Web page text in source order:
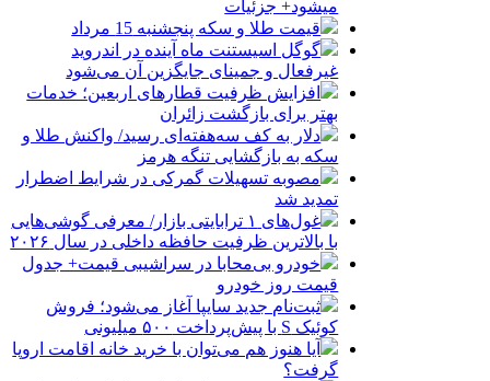
میشود+ جزئیات
قیمت طلا و سکه پنجشنبه 15 مرداد
گوگل اسیستنت ماه آینده در اندروید
غیرفعال و جمینای جایگزین آن می‌شود
افزایش ظرفیت قطارهای اربعین؛ خدمات
بهتر برای بازگشت زائران
دلار به کف سه‌هفته‌ای رسید/ واکنش طلا و
سکه به بازگشایی تنگه هرمز
مصوبه تسهیلات گمرکی در شرایط اضطرار
تمدید شد
غول‌های ۱ ترابایتی بازار/ معرفی گوشی‌هایی
با بالاترین ظرفیت حافظه داخلی در سال ۲۰۲۶
خودرو بی‌محابا در سراشیبی قیمت+ جدول
قیمت روز خودرو
ثبت‌نام جدید سایپا آغاز می‌شود؛ فروش
کوئیک S با پیش‌پرداخت ۵۰۰ میلیونی
آیا هنوز هم می‌توان با خرید خانه اقامت اروپا
گرفت؟